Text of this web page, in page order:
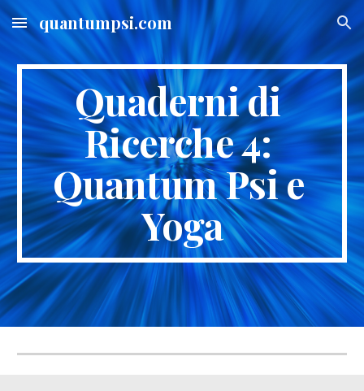
Skip to main content Skip to navigation
quantumpsi.com
Quaderni di
Ricerche 4:
Quantum Psi e
Yoga